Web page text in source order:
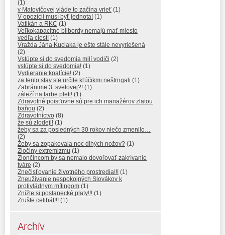
(1)
v Matovičovej vláde to začína vrieť (1)
V opozícii musí byť jednota! (1)
Vatikán a RKC (1)
Veľkokapacitné bilbordy nemajú mať miesto
vedľa ciest! (1)
Vražda Jána Kuciaka je ešte stále nevyriešená
(2)
Vstúpte si do svedomia milí vodiči (2)
vstúpte si do svedomia! (1)
Vydieranie koalície! (2)
za tento stav ste určite kľúčikmi neštrngali (1)
Zabránime 3. svetovej?! (1)
záleží na farbe pleti! (1)
Zdravotné poisťovne sú pre ich manažérov zlatou
baňou (2)
Zdravotníctvo (8)
že sú zlodeji! (1)
žeby sa za posledných 30 rokov niečo zmenilo…
(2)
Žeby sa zopakovala noc dlhých nožov? (1)
Zločiny extremizmu (1)
Zlončincom by sa nemalo dovoľovať zakrívanie
tváre (2)
Znečisťovanie životného prostredia!!! (1)
Zneužívanie nespokojných Slovákov k
protivládnym mítingom (1)
Znížte si poslanecké platy!!! (1)
Zrušte celibát!!! (1)
Archív